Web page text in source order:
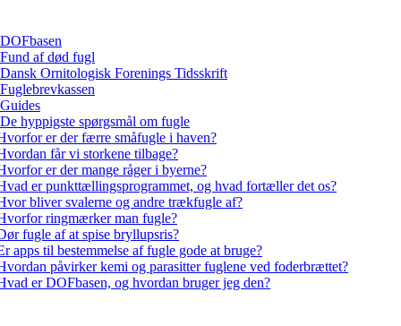
DOFbasen
Fund af død fugl
Dansk Ornitologisk Forenings Tidsskrift
Fuglebrevkassen
Guides
De hyppigste spørgsmål om fugle
er der færre småfugle i haven?
får vi storkene tilbage?
er der mange råger i byerne?
er punkttællingsprogrammet, og hvad fortæller det os?
bliver svalerne og andre trækfugle af?
ringmærker man fugle?
fugle af at spise bryllupsris?
apps til bestemmelse af fugle gode at bruge?
påvirker kemi og parasitter fuglene ved foderbrættet?
er DOFbasen, og hvordan bruger jeg den?